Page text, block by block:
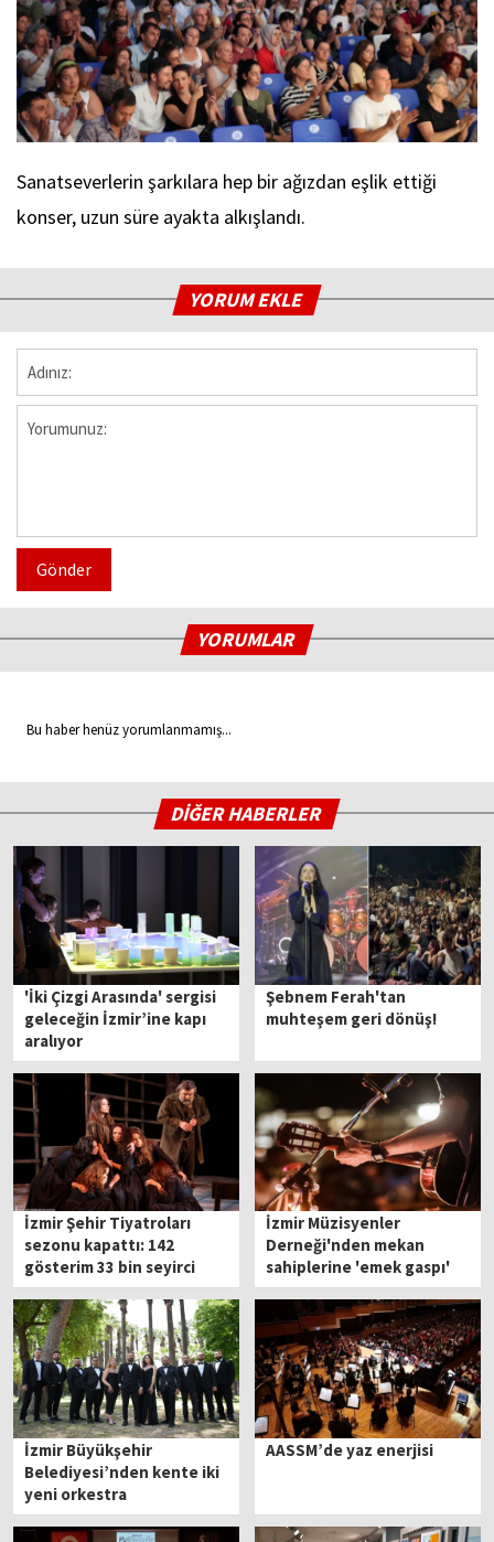
Sanatseverlerin şarkılara hep bir ağızdan eşlik ettiği
konser, uzun süre ayakta alkışlandı.
YORUM EKLE
Gönder
YORUMLAR
Bu haber henüz yorumlanmamış...
DİĞER HABERLER
'İki Çizgi Arasında' sergisi
geleceğin İzmir’ine kapı
aralıyor
Şebnem Ferah'tan
muhteşem geri dönüş!
İzmir Şehir Tiyatroları
sezonu kapattı: 142
gösterim 33 bin seyirci
İzmir Müzisyenler
Derneği'nden mekan
sahiplerine 'emek gaspı'
çıkışı!
İzmir Büyükşehir
Belediyesi’nden kente iki
yeni orkestra
AASSM’de yaz enerjisi